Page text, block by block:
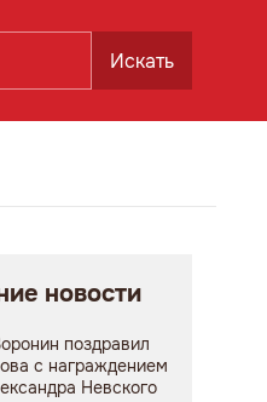
Искать
новости
поздравил
с награждением
Невского